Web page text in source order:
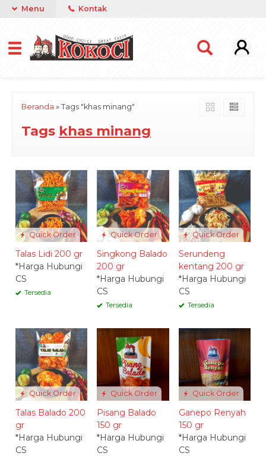
Menu Kontak
Beranda » Tags "khas minang"
Tags khas minang
Quick Order
Talas Lidi 200 gr
*Harga Hubungi
CS
Tersedia
Quick Order
Singkong Balado
200 gr
*Harga Hubungi
CS
Tersedia
Quick Order
Serundeng
kentang 200 gr
*Harga Hubungi
CS
Tersedia
Quick Order
Talas Balado 200
gr
*Harga Hubungi
CS
Quick Order
Pisang Balado
150 gr
*Harga Hubungi
CS
Quick Order
Ganepo Renyah
150 gr
*Harga Hubungi
CS